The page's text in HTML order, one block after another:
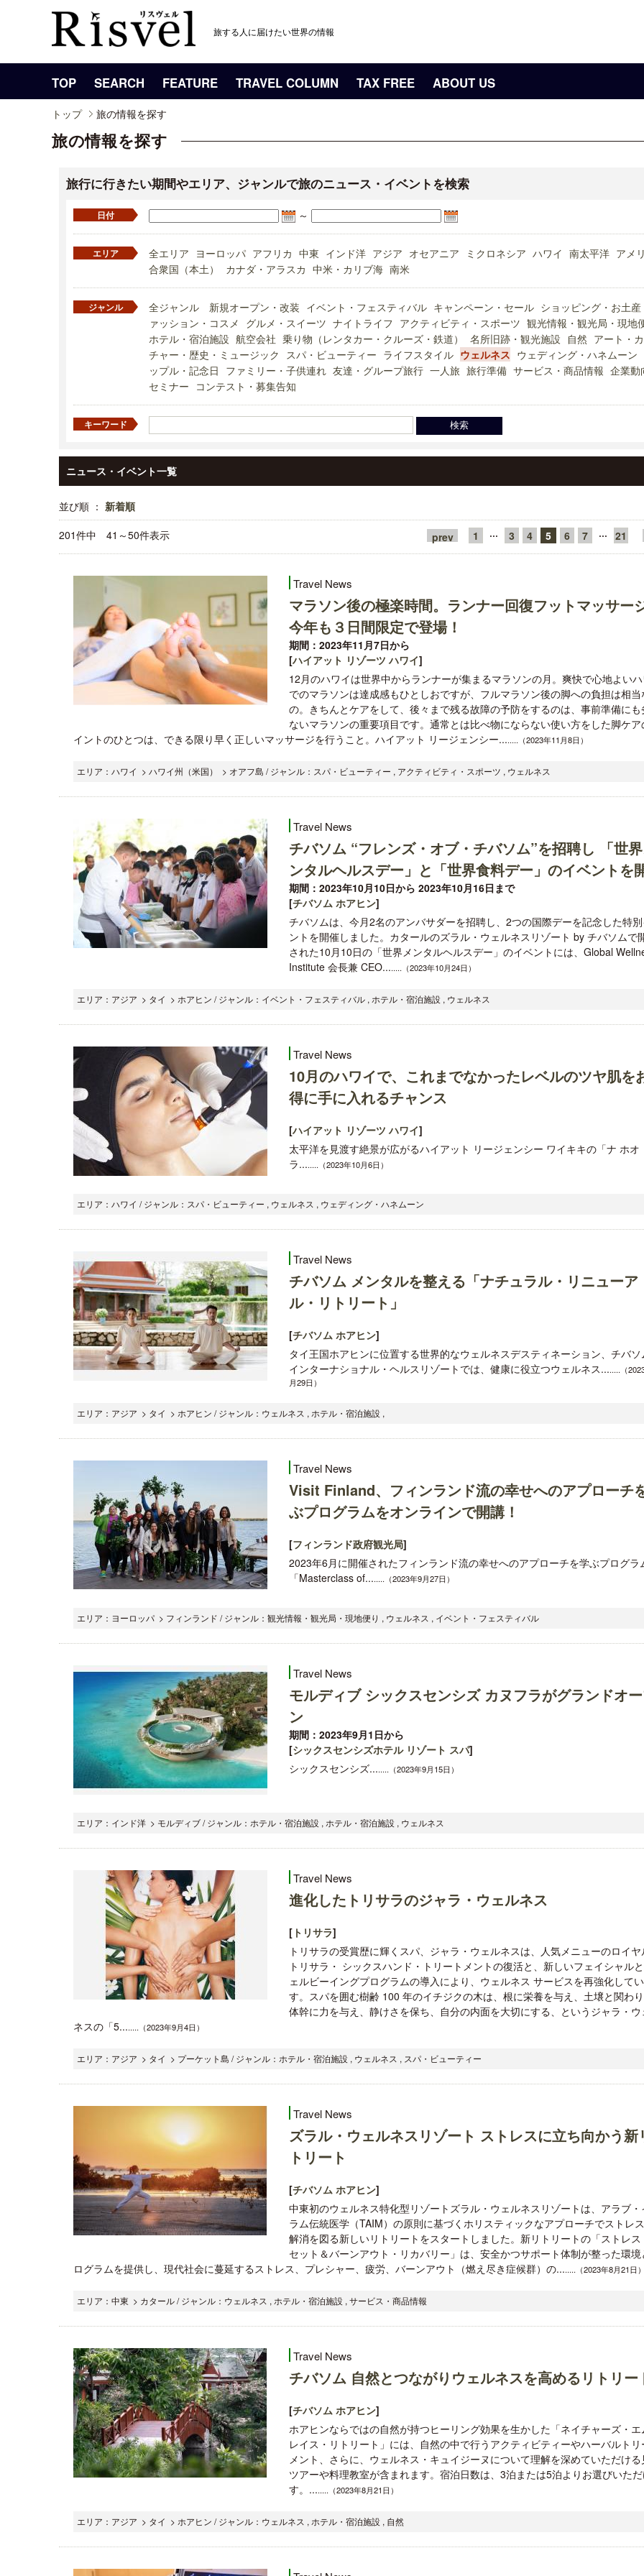
旅する人に届けたい世界の情報
TOP SEARCH FEATURE TRAVEL COLUMN TAX FREE ABOUT US
トップ 旅の情報を探す
旅の情報を探す
旅行に行きたい期間やエリア、ジャンルで旅のニュース・イベントを検索
日付 ～
エリア 全エリア ヨーロッパ アフリカ 中東 インド洋 アジア オセアニア ミクロネシア ハワイ 南太平洋 アメ
合衆国（本土）
カナダ・アラスカ 中米・カリブ海 南米
ジャンル 全ジャンル 新規オープン・改装 イベント・フェスティバル キャンペーン・セール ショッピング・お土産
ァッション・コスメ グルメ・スイーツ ナイトライフ アクティビティ・スポーツ 観光情報・観光局・現地
ホテル・宿泊施設 航空会社 乗り物（レンタカー・クルーズ・鉄道） 名所旧跡・観光施設 自然 アート・
チャー・歴史・ミュージック スパ・ビューティー ライフスタイル ウェルネス ウェディング・ハネムーン
ップル・記念日 ファミリー・子供連れ 友達・グループ旅行 一人旅 旅行準備 サービス・商品情報 企業動
セミナー コンテスト・募集告知
キーワード
ニュース・イベント一覧
並び順 ： 新着順
201件中 41～50件表示
prev 1 ··· 3 4 5 6 7 ··· 21
Travel News
マラソン後の極楽時間。ランナー回復フットマッサー
今年も３日間限定で登場！
期間：2023年11月7日から
[ハイアット リゾーツ ハワイ]
12月のハワイは世界中からランナーが集まるマラソンの月。爽快で心地よい
でのマラソンは達成感もひとしおですが、フルマラソン後の脚への負担は相当
の。きちんとケアをして、後々まで残る故障の予防をするのは、事前準備にも
ないマラソンの重要項目です。通常とは比べ物にならない使い方をした脚ケア
イントのひとつは、できる限り早く正しいマッサージを行うこと。ハイアット リージェンシー........（2023年11月8日）
エリア：ハワイ > ハワイ州（米国） > オアフ島 / ジャンル：スパ・ビューティー , アクティビティ・スポーツ , ウェルネス
Travel News
チバソム “フレンズ・オブ・チバソム”を招聘し 「世
ンタルヘルスデー」と「世界食料デー」のイベントを
期間：2023年10月10日から 2023年10月16日まで
[チバソム ホアヒン]
チバソムは、今月2名のアンバサダーを招聘し、2つの国際デーを記念した特
ントを開催しました。カタールのズラル・ウェルネスリゾート by チバソムで
された10月10日の「世界メンタルヘルスデー」のイベントには、Global
Institute 会長兼 CEO........（2023年10月24日）
エリア：アジア > タイ > ホアヒン / ジャンル：イベント・フェスティバル , ホテル・宿泊施設 , ウェルネス
Travel News
10月のハワイで、これまでなかったレベルのツヤ肌を
得に手に入れるチャンス
[ハイアット リゾーツ ハワイ]
太平洋を見渡す絶景が広がるハイアット リージェンシー ワイキキの「ナ ホオ
ラ........（2023年10月6日）
エリア：ハワイ / ジャンル：スパ・ビューティー , ウェルネス , ウェディング・ハネムーン
Travel News
チバソム メンタルを整える「ナチュラル・リニューア
ル・リトリート」
[チバソム ホアヒン]
タイ王国ホアヒンに位置する世界的なウェルネスデスティネーション、チバソ
インターナショナル・ヘルスリゾートでは、健康に役立つウェルネス........（
月29日）
エリア：アジア > タイ > ホアヒン / ジャンル：ウェルネス , ホテル・宿泊施設 ,
Travel News
Visit Finland、フィンランド流の幸せへのアプローチ
ぶプログラムをオンラインで開講！
[フィンランド政府観光局]
2023年6月に開催されたフィンランド流の幸せへのアプローチを学ぶプログラ
「Masterclass of........（2023年9月27日）
エリア：ヨーロッパ > フィンランド / ジャンル：観光情報・観光局・現地便り , ウェルネス , イベント・フェスティバル
Travel News
モルディブ シックスセンシズ カヌフラがグランドオ
ン
期間：2023年9月1日から
[シックスセンシズホテル リゾート スパ]
シックスセンシズ........（2023年9月15日）
エリア：インド洋 > モルディブ / ジャンル：ホテル・宿泊施設 , ホテル・宿泊施設 , ウェルネス
Travel News
進化したトリサラのジャラ・ウェルネス
[ トリサラ]
トリサラの受賞歴に輝くスパ、ジャラ・ウェルネスは、人気メニューのロイヤ
トリサラ・ シックスハンド・トリートメントの復活と、新しいフェイシャル
ェルビーイングプログラムの導入により、ウェルネス サービスを再強化して
す。スパを囲む樹齢 100 年のイチジクの木は、根に栄養を与え、土壌と関わ
体幹に力を与え、静けさを保ち、自分の内面を大切にする、というジャラ・ウ
ネスの「5........（2023年9月4日）
エリア：アジア > タイ > プーケット島 / ジャンル：ホテル・宿泊施設 , ウェルネス , スパ・ビューティー
Travel News
ズラル・ウェルネスリゾート ストレスに立ち向かう新
トリート
[チバソム ホアヒン]
中東初のウェルネス特化型リゾートズラル・ウェルネスリゾートは、アラブ・
ラム伝統医学（TAIM）の原則に基づくホリスティックなアプローチでストレ
解消を図る新しいリトリートをスタートしました。新リトリートの「ストレス
セット＆バーンアウト・リカバリー」は、安全かつサポート体制が整った環境
ログラムを提供し、現代社会に蔓延するストレス、プレシャー、疲労、バーンアウト（燃え尽き症候群）の........（2023年8月21日
エリア：中東 > カタール / ジャンル：ウェルネス , ホテル・宿泊施設 , サービス・商品情報
Travel News
チバソム 自然とつながりウェルネスを高めるリトリー
[チバソム ホアヒン]
ホアヒンならではの自然が持つヒーリング効果を生かした「ネイチャーズ・エ
レイス・リトリート」には、自然の中で行うアクティビティーやハーバルトリ
メント、さらに、ウェルネス・キュイジーヌについて理解を深めていただける
ツアーや料理教室が含まれます。宿泊日数は、3泊または5泊よりお選びいた
す。........（2023年8月21日）
エリア：アジア > タイ > ホアヒン / ジャンル：ウェルネス , ホテル・宿泊施設 , 自然
クアロア・ランチ、新予約システム導
開業50周年に合わせ「ザ
新